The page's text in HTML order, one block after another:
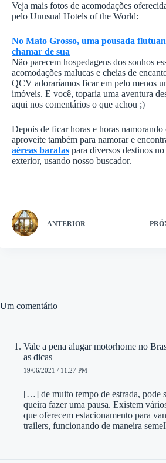
Veja mais fotos de acomodações
pelo Unusual Hotels of the World:
No Mato Grosso, uma pousada
chamar de sua
Não parecem hospedagens dos sonhos
acomodações malucas e cheias de
QCV adoraríamos ficar em pelo menos
imóveis. E você, toparia uma aventura
aqui nos comentários o que achou ;)
Depois de ficar horas e horas namorando
aproveite também para namorar e
aéreas baratas para diversos destinos
exterior, usando nosso buscador.
ANTERIOR
Um comentário
Vale a pena alugar motorhome no
as dicas
19/06/2021 / 11:27 PM
[…] de muito tempo de estrada, pode
queira fazer uma pausa. Existem
que oferecem estacionamento para
trailers, funcionando de maneira